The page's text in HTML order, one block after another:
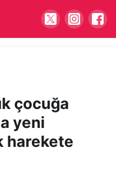
çocuğa
yeni
harekete
bilançosu: 107